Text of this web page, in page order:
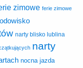
zimowe ferie zimowe
narty blisko lublina
narty
nocna jazda